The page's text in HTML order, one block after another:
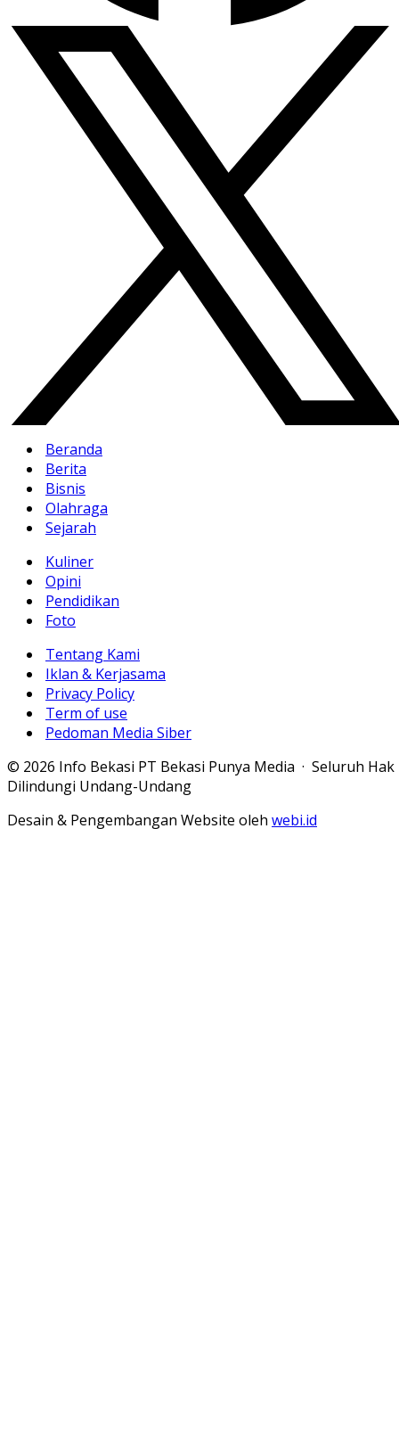
Beranda
Berita
Bisnis
Olahraga
Sejarah
Kuliner
Opini
Pendidikan
Foto
Tentang Kami
Iklan & Kerjasama
Privacy Policy
Term of use
Pedoman Media Siber
© 2026 Info Bekasi PT Bekasi Punya Media · Seluruh Hak
Dilindungi Undang-Undang
Desain & Pengembangan Website oleh webi.id